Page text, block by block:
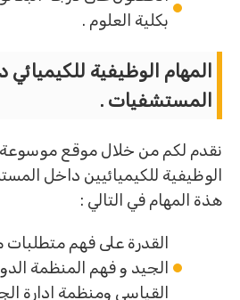
بكلية العلوم .
المهام الوظيفية للكيميائي
المستشفيات .
نقدم لكم من خلال موقع موسوعة
الوظيفية للكيميائيين داخل
هذة المهام في التالي :
القدرة على فهم
الجيد و فهم المنظمة
القياسي ومنظمة ادارة